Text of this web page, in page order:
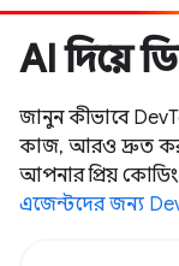
AI দিয়ে
জানুন কীভাবে
কাজ, আরও দ্রুত
আপনার প্রিয়
এজেন্টদের জন্য